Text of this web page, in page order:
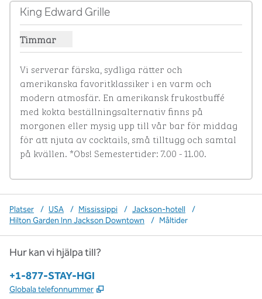
King Edward Grille
Timmar
Visa timmar för King Edward Grille
Vi serverar färska, sydliga rätter och
amerikanska favoritklassiker i en varm och
modern atmosfär. En amerikansk frukostbuffé
med kokta beställningsalternativ finns på
morgonen eller mysig upp till vår bar för middag
för att njuta av cocktails, små tilltugg och samtal
på kvällen. *Obs! Semestertider: 7.00 - 11.00.
Platser / USA / Mississippi / Jackson-hotell
/
Hilton Garden Inn Jackson Downtown
/ Måltider
Hur kan vi hjälpa till?
Telefon:
+1-877-STAY-HGI
Globala telefonnummer ,